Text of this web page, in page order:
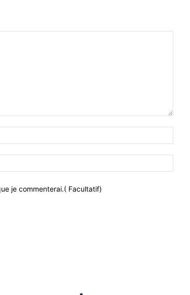
je commenterai.( Facultatif)